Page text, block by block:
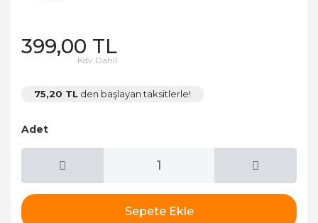
399,00 TL
Kdv Dahil
75,20 TL den başlayan taksitlerle!
Adet
Sepete Ekle